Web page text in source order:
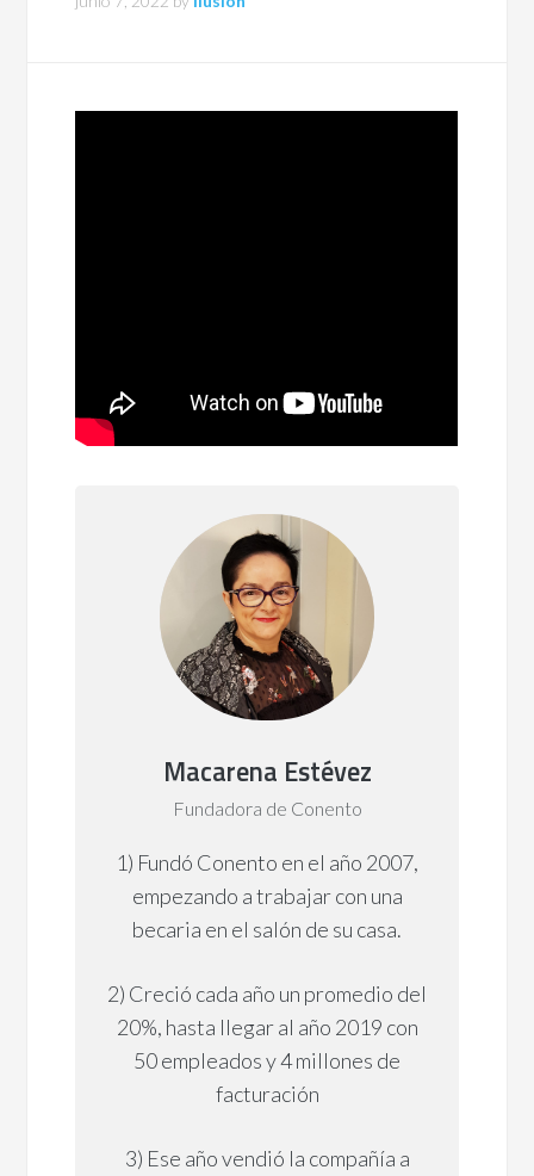
Macarena Estévez
Fundadora de Conento
1) Fundó Conento en el año 2007,
empezando a trabajar con una
becaria en el salón de su casa.
2) Creció cada año un promedio del
20%, hasta llegar al año 2019 con
50 empleados y 4 millones de
facturación
3) Ese año vendió la compañía a